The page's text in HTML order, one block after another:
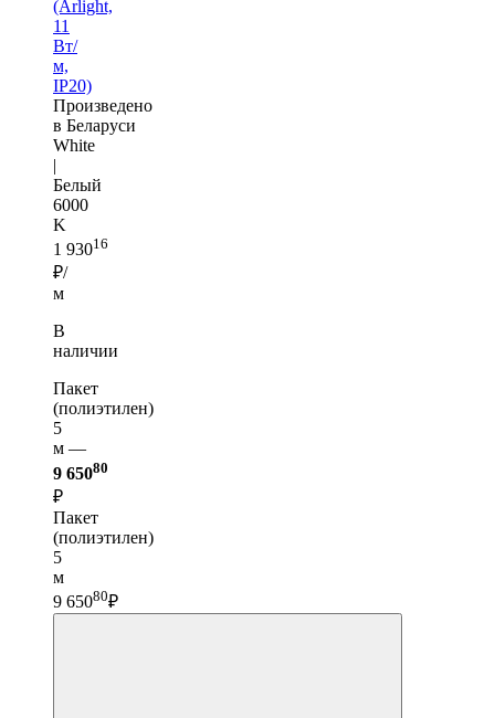
(Arlight,
11
Вт/
м,
IP20)
Произведено
в Беларуси
White
|
Белый
6000
K
1 93016
₽/
м
В
наличии
Пакет
(полиэтилен)
5
м —
9 65080
₽
Пакет
(полиэтилен)
5
м
9 65080₽